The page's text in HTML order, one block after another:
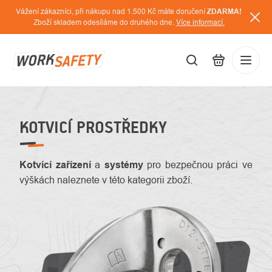
Přejít
obsah
Vážení zákazníci, při nákupu nad 1.500 Kč máte doručení ZDARMA!
Zboží skladem odesíláme do druhého dne. Více informací.
KOTVICÍ PROSTŘEDKY
Kotvící zařízenía systémypro bezpečnou práci ve
výškách naleznete v této kategorii zboží.